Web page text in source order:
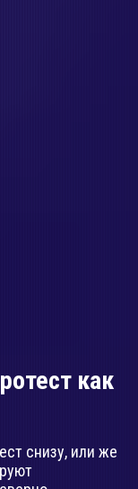
как
снизу, или же